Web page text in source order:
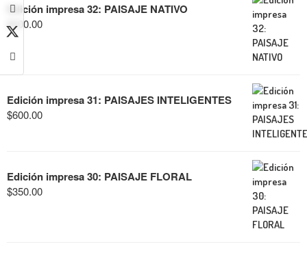
Edición impresa 32: PAISAJE NATIVO
$ 600.00
Edición impresa 31: PAISAJES INTELIGENTES
$600.00
Edición impresa 30: PAISAJE FLORAL
$350.00